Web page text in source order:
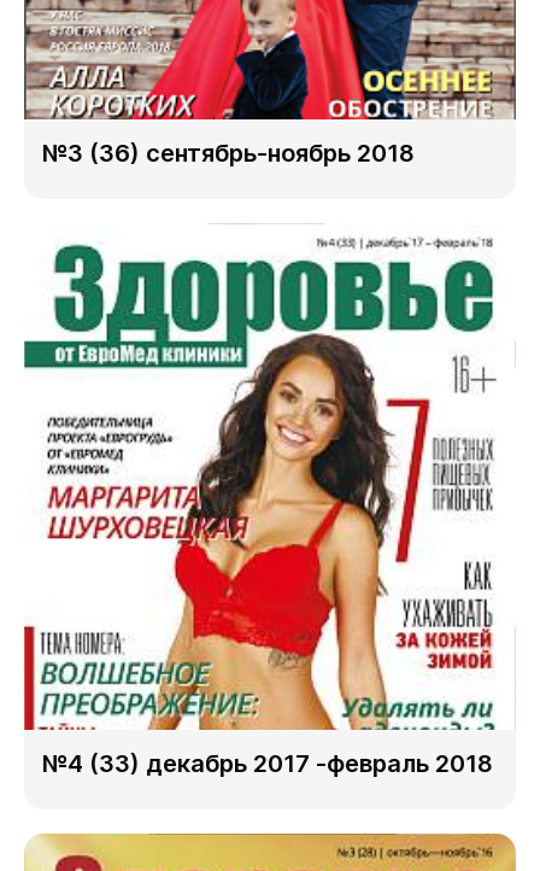
№3 (36) сентябрь-ноябрь 2018
№4 (33) декабрь 2017 -февраль 2018